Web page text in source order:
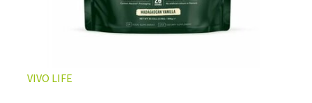
Pour ceux qui veulent retrouver le plaisir d’un vrai café
glacé, sans se sentir lourd ni affamé.
🍯 CAFÉ FRAPPÉ AU CARAMEL PROTÉINÉ
VIVO LIFE